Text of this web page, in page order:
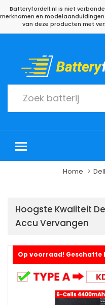
Batteryfordell.nl is niet
merknamen en
van deze producten met
Home
Hoogste Kwaliteit
Accu Vervangen
Op voorraad!